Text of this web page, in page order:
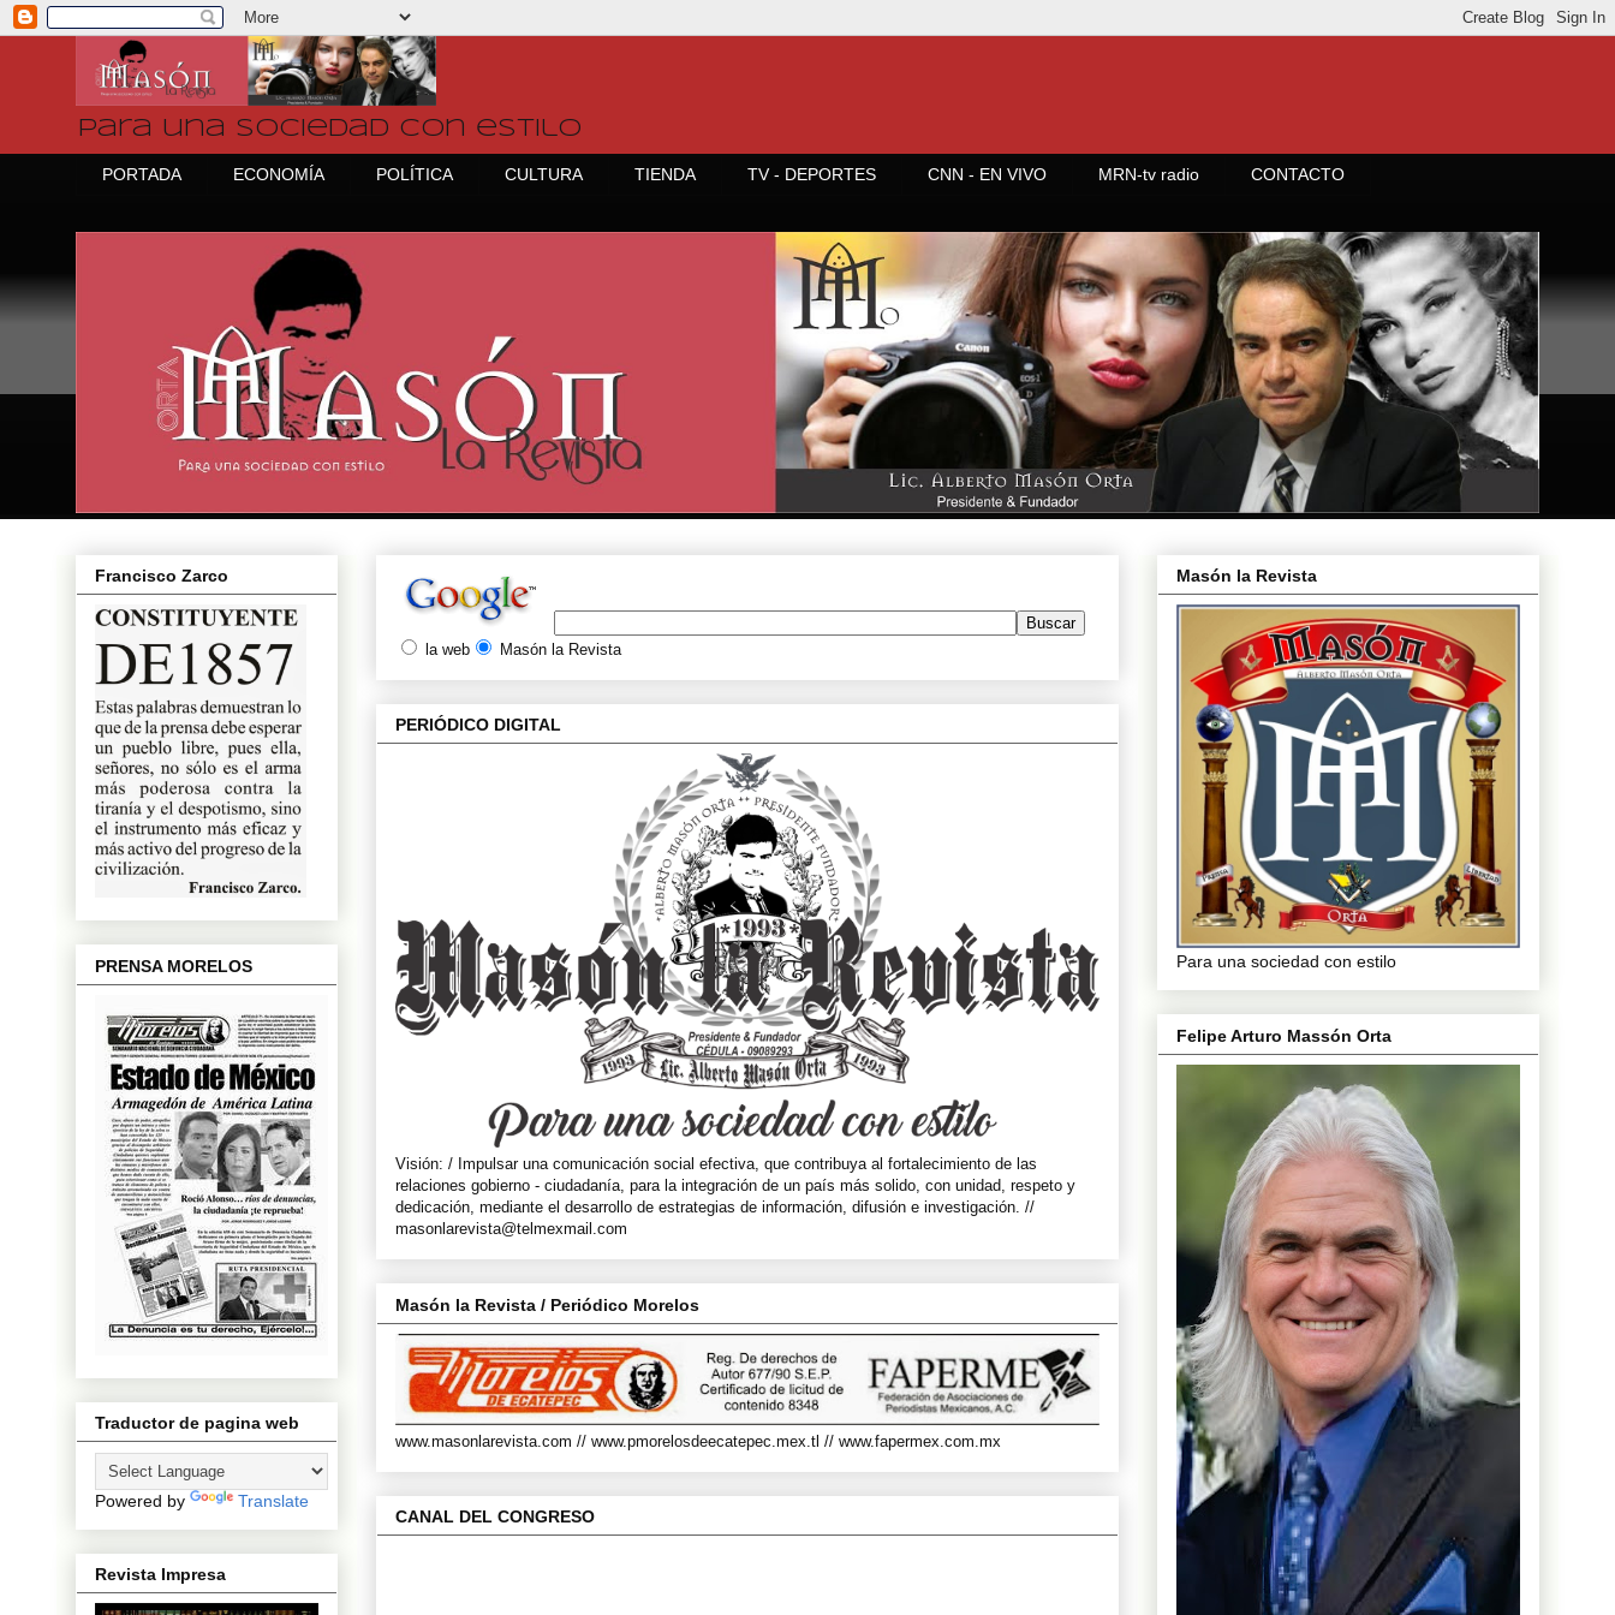
Para una sociedad con estilo
PORTADA ECONOMÍA POLÍTICA CULTURA TIENDA TV - DEPORTES CNN - EN VIVO MRN-tv radio CONTACTO
la web Masón la Revista
PERIÓDICO DIGITAL
Visión: / Impulsar una comunicación social efectiva, que contribuya al fortalecimiento de las
relaciones gobierno - ciudadanía, para la integración de un país más solido, con unidad, respeto y
dedicación, mediante el desarrollo de estrategias de información, difusión e investigación. //
masonlarevista@telmexmail.com
Masón la Revista / Periódico Morelos
www.masonlarevista.com // www.pmorelosdeecatepec.mex.tl // www.fapermex.com.mx
CANAL DEL CONGRESO
Francisco Zarco
PRENSA MORELOS
Traductor de pagina web
Powered by Translate
Revista Impresa
Masón la Revista
Para una sociedad con estilo
Felipe Arturo Massón Orta